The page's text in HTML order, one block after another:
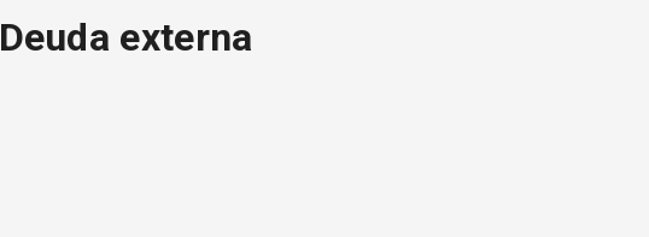
Deuda externa